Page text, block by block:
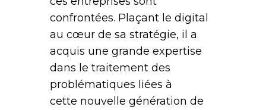
confrontées. Plaçant le digital
au cœur de sa stratégie, il a
acquis une grande expertise
dans le traitement des
problématiques liées à
cette nouvelle génération de